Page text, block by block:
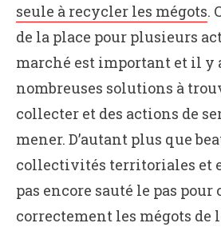
seule à recycler les mégots.
de la place pour plusieurs
marché est important et il y
nombreuses solutions à
collecter et des actions de
mener. D’autant plus que
collectivités territoriales et
pas encore sauté le pas
correctement les mégots de